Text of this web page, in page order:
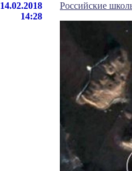
14.02.2018
14:28
Российские